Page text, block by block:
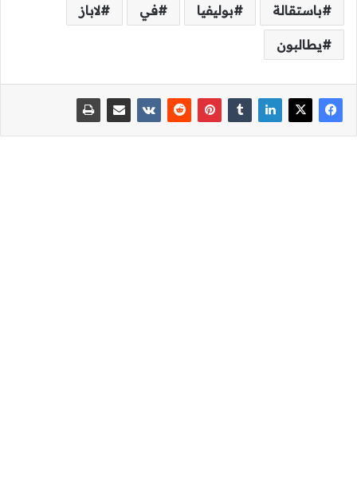
باستقالة بوليفيا في لاباز
يطالبون